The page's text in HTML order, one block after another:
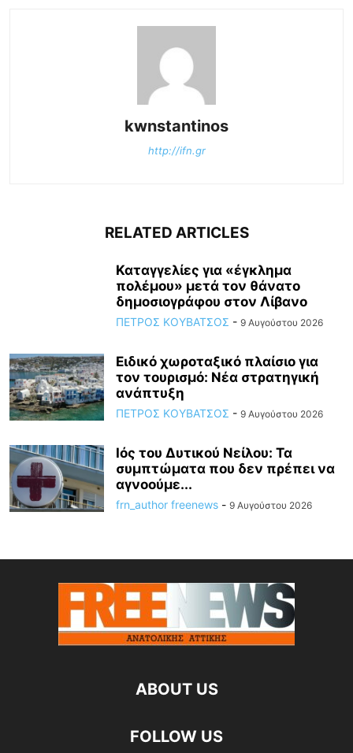
kwnstantinos
http://ifn.gr
RELATED ARTICLES
Καταγγελίες για «έγκλημα
πολέμου» μετά τον θάνατο
δημοσιογράφου στον Λίβανο
ΠΕΤΡΟΣ ΚΟΥΒΑΤΣΟΣ - 9 Αυγούστου 2026
Ειδικό χωροταξικό πλαίσιο για
τον τουρισμό: Νέα στρατηγική
ανάπτυξη
ΠΕΤΡΟΣ ΚΟΥΒΑΤΣΟΣ - 9 Αυγούστου 2026
Ιός του Δυτικού Νείλου: Τα
συμπτώματα που δεν πρέπει να
αγνοούμε...
frn_author freenews - 9 Αυγούστου 2026
ABOUT US
FOLLOW US